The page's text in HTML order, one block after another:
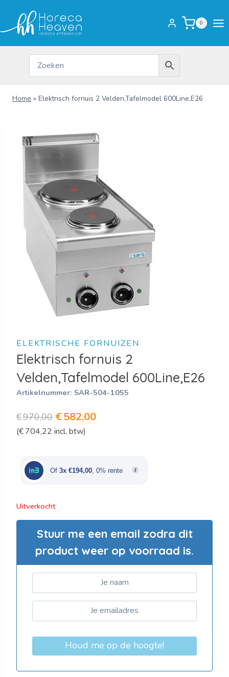
inhoud
0
Home » Elektrisch fornuis 2 Velden,Tafelmodel 600Line,E26
ELEKTRISCHE FORNUIZEN
Elektrisch fornuis 2
Velden,Tafelmodel 600Line,E26
Artikelnummer: SAR-504-1055
€970,00 Oorspronkelijke
prijs
€970,00.
€582,00Huidige
€582,00.
(€704,22 incl. btw)
Of 3x €194,00 , 0% rente
Uitverkocht
Stuur me een email zodra dit
product weer op voorraad is.
Houd me op de hoogte!